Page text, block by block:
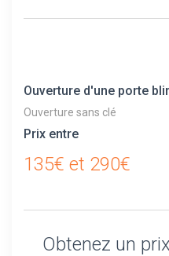
Ouverture d'une porte
Ouverture sans clé
Prix entre
135€ et 290€
Obtenez un